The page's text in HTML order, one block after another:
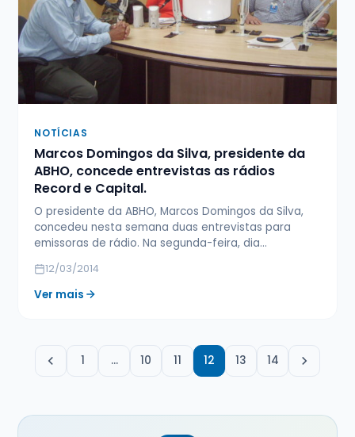
NOTÍCIAS
Marcos Domingos da Silva, presidente da
ABHO, concede entrevistas as rádios
Record e Capital.
O presidente da ABHO, Marcos Domingos da Silva,
concedeu nesta semana duas entrevistas para
emissoras de rádio. Na segunda-feira, dia…
12/03/2014
Ver mais
1 … 10 11 12 13 14